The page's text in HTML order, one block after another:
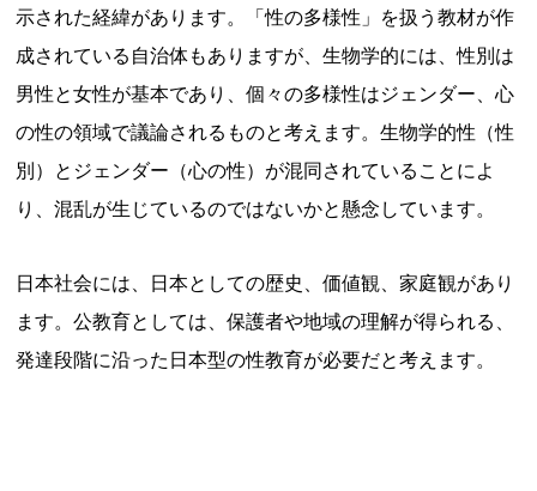
示された経緯があります。「性の多様性」を扱う教材が作
成されている自治体もありますが、生物学的には、性別は
男性と女性が基本であり、個々の多様性はジェンダー、心
の性の領域で議論されるものと考えます。生物学的性（性
別）とジェンダー（心の性）が混同されていることによ
り、混乱が生じているのではないかと懸念しています。
日本社会には、日本としての歴史、価値観、家庭観があり
ます。公教育としては、保護者や地域の理解が得られる、
発達段階に沿った日本型の性教育が必要だと考えます。